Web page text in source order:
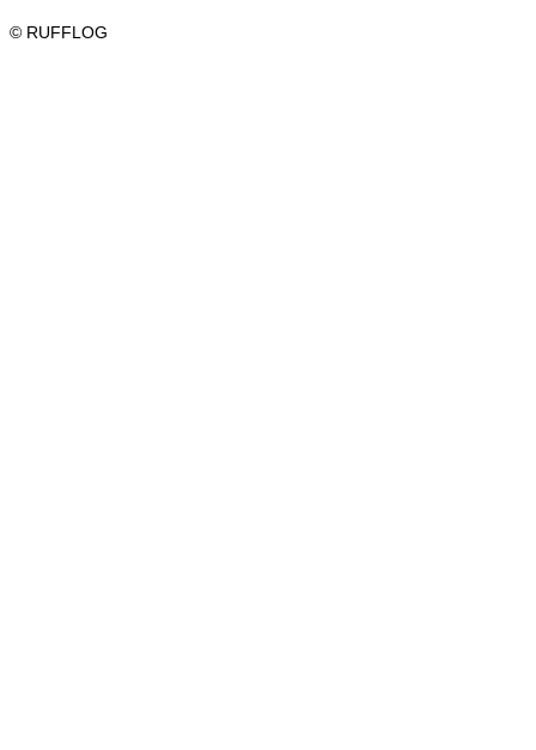
© RUFFLOG